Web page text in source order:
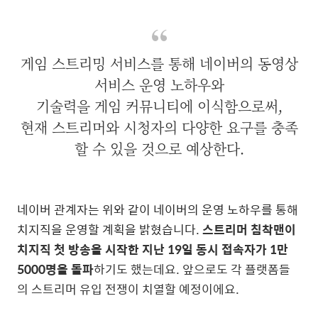
게임 스트리밍 서비스를 통해 네이버의 동영상
서비스 운영 노하우와
기술력을 게임 커뮤니티에 이식함으로써,
현재 스트리머와 시청자의 다양한 요구를 충족
할 수 있을 것으로 예상한다.
네이버 관계자는 위와 같이 네이버의 운영 노하우를 통해
치지직을 운영할 계획을 밝혔습니다.스트리머 침착맨이
치지직 첫 방송을 시작한 지난 19일 동시 접속자가 1만
5000명을 돌파하기도 했는데요. 앞으로도 각 플랫폼들
의 스트리머 유입 전쟁이 치열할 예정이에요.